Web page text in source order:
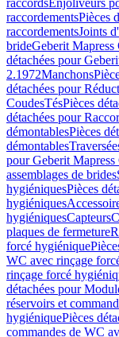
raccordsEnjoliveurs
raccordementsPièces
raccordementsJoints
brideGeberit Mapress
détachées pour
2.1972Manchons
détachées pour
CoudesTésPièces
détachées pour
démontablesPièces
démontables
pour Geberit
assemblages de brides
hygiéniquesPièces
hygiéniques
hygiéniquesCapteurs
plaques de fermeture
forcé hygiénique
WC avec rinçage
rinçage forcé
détachées pour
réservoirs et
hygiéniquePièces
commandes de WC